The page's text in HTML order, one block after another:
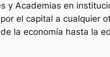
y Academias en
el capital a cualquier
la economía hasta la